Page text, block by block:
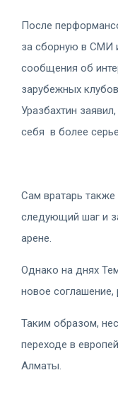
После
за сборную в СМИ
сообщения об
зарубежных
Уразбахтин
себя в более
Сам вратарь также
следующий шаг и
арене.
Однако на днях
новое соглашение,
Таким образом,
переходе в
Алматы.